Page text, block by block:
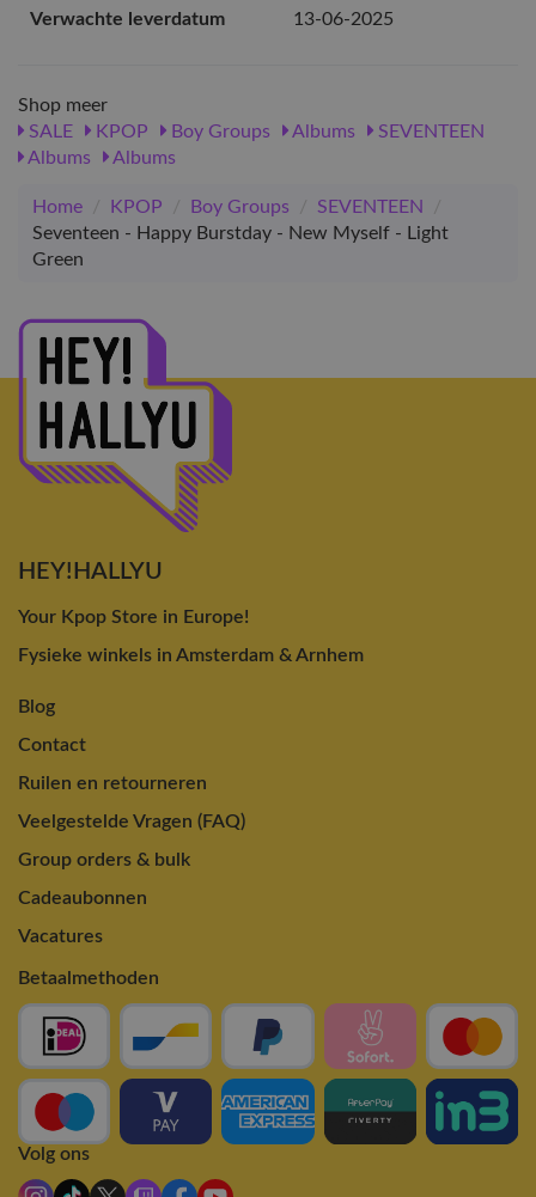
Verwachte leverdatum
13-06-2025
Shop meer
SALE
KPOP Boy Groups Albums
SEVENTEEN
Albums
Albums
Home / KPOP / Boy Groups / SEVENTEEN
/
Seventeen - Happy Burstday - New Myself - Light
Green
HEY!HALLYU
Your Kpop Store in Europe!
Fysieke winkels in Amsterdam & Arnhem
Blog
Contact
Ruilen en retourneren
Veelgestelde Vragen (FAQ)
Group orders & bulk
Cadeaubonnen
Vacatures
Betaalmethoden
Volg ons